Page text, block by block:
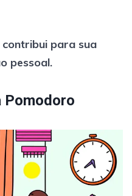
para sua
pessoal.
Pomodoro